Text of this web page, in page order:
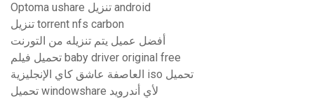
Optoma ushare تنزيل android
تنزيل torrent nfs carbon
أفضل عميل يتم تنزيله من التورنت
تحميل فيلم baby driver original free
العاصفة عاشق كاي الإنجليزية iso تحميل
تحميل windowshare لأي أندرويد